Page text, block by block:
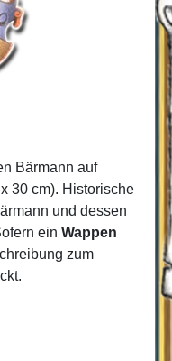
Bärmann auf
30 cm). Historische
und dessen
einWappen
zum